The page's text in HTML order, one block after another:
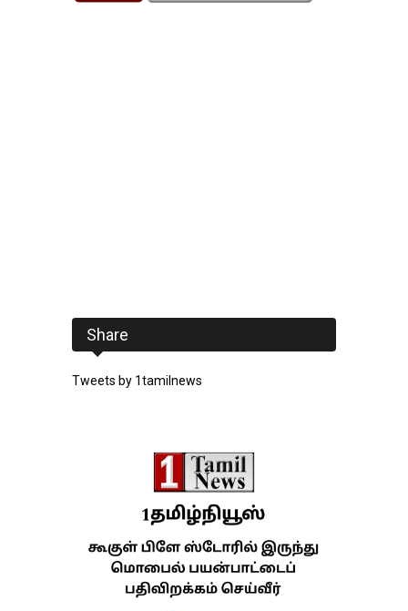
Share
Tweets by 1tamilnews